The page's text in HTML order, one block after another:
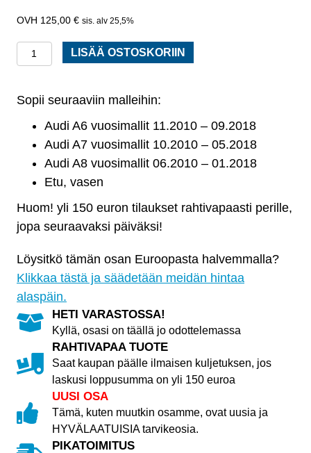
125,00 € sis. alv 25,5%
Ajovalojen
korkeudensäätöanturi
Audi
A6,
A7,
A8,
määrä
LISÄÄ OSTOSKORIIN
Sopii seuraaviin malleihin:
Audi A6 vuosimallit 11.2010 – 09.2018
Audi A7 vuosimallit 10.2010 – 05.2018
Audi A8 vuosimallit 06.2010 – 01.2018
Etu, vasen
Huom! yli 150 euron tilaukset rahtivapaasti perille,
jopa seuraavaksi päiväksi!
Löysitkö tämän osan Euroopasta halvemmalla?
Klikkaa tästä ja säädetään meidän hintaa
alaspäin.
HETI VARASTOSSA!
Kyllä, osasi on täällä jo odottelemassa
RAHTIVAPAA TUOTE
Saat kaupan päälle ilmaisen kuljetuksen, jos
laskusi loppusumma on yli 150 euroa
UUSI OSA
Tämä, kuten muutkin osamme, ovat uusia ja
HYVÄLAATUISIA tarvikeosia.
PIKATOIMITUS